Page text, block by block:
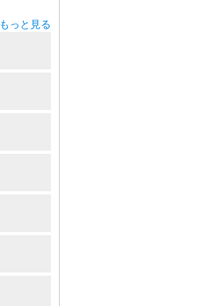
もっと見る